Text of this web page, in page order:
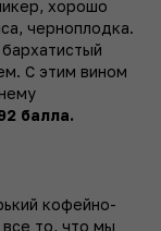
хорошо
черноплодка.
С этим вином
балла.
кофейно-
то, что мы